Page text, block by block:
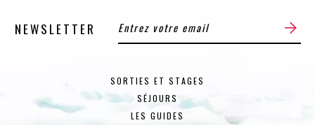
NEWSLETTER
SORTIES ET STAGES
SÉJOURS
LES GUIDES